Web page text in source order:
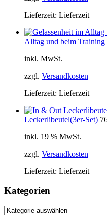
Lieferzeit: Lieferzeit
Alltag und beim Training
inkl. MwSt.
zzgl. Versandkosten
Lieferzeit: Lieferzeit
Leckerlibeutel(3er-Set)
inkl. 19 % MwSt.
zzgl. Versandkosten
Lieferzeit: Lieferzeit
Kategorien
Kategorien